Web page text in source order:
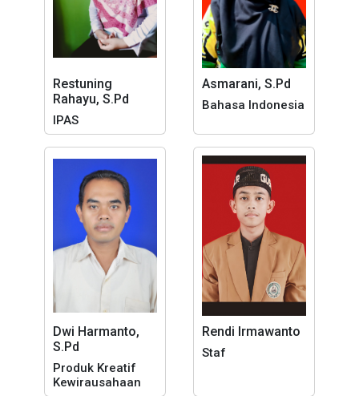
Restuning
Rahayu, S.Pd
IPAS
Asmarani, S.Pd
Bahasa Indonesia
Dwi Harmanto,
S.Pd
Produk Kreatif
Kewirausahaan
Rendi Irmawanto
Staf